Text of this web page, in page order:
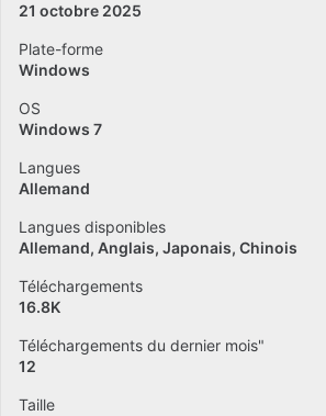
21 octobre 2025
Plate-forme
Windows
OS
Windows 7
Langues
Allemand
Langues disponibles
Allemand Anglais Japonais Chinois
Téléchargements
16.8K
Téléchargements du dernier mois"
12
Taille